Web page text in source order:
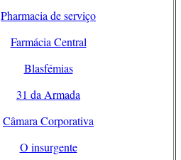
Pharmacia de serviço
Farmácia Central
Blasfémias
31 da Armada
Câmara Corporativa
O insurgente